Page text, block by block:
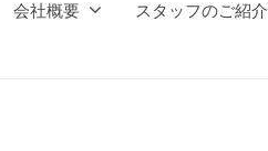
会社概要 スタッフのご紹介